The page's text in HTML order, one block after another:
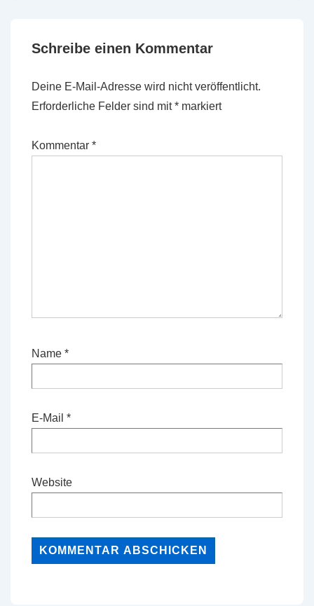
Schreibe einen Kommentar
Deine E-Mail-Adresse wird nicht veröffentlicht.
Erforderliche Felder sind mit* markiert
Kommentar *
Name *
E-Mail *
Website